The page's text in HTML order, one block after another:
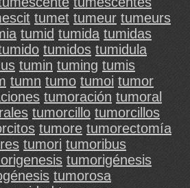
tumet tumeur tumeurs
tumid tumida tumidas
tumidos tumidula
tumin tuming tumis
tumn tumo tumoi tumor
tumoración tumoral
tumorcillo tumorcillos
tumore tumorectomía
tumori tumoribus
tumorigénesis
tumorosa